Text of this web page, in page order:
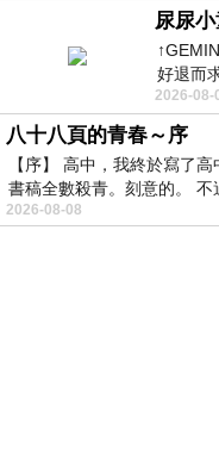
尿尿
好退而
年人臉
2026-08-
八十八頁的青春～序
【序】 高中，我終於寫了
書稿全數殺青。刻意的。 不
2026-08-08